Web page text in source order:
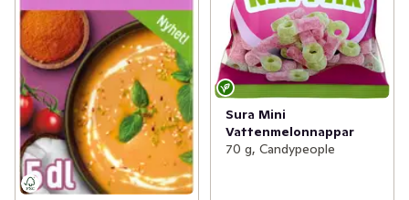
Sura Mini
Vattenmelonnappar
70 g, Candypeople